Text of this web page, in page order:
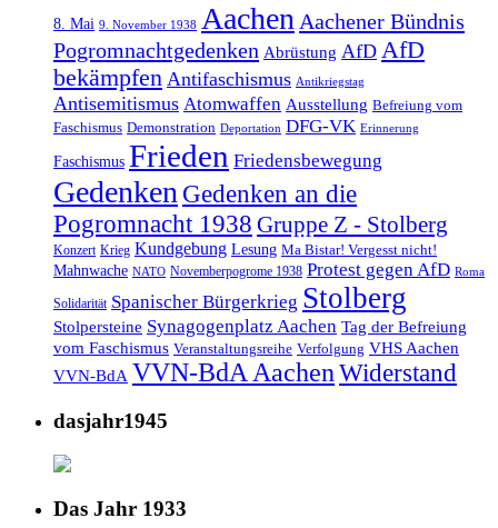
8. Mai 9. November 1938 Aachen Aachener Bündnis
Pogromnachtgedenken Abrüstung AfD AfD
bekämpfen Antifaschismus Antikriegstag
Antisemitismus Atomwaffen Ausstellung Befreiung vom
Faschismus Demonstration Deportation DFG-VK Erinnerung
Faschismus Frieden Friedensbewegung
Gedenken Gedenken an die
Pogromnacht 1938 Gruppe Z - Stolberg
Konzert Krieg Kundgebung Lesung Ma Bistar! Vergesst nicht!
Mahnwache NATO Novemberpogrome 1938 Protest gegen AfD Roma
Solidarität Spanischer Bürgerkrieg Stolberg
Stolpersteine Synagogenplatz Aachen Tag der Befreiung
vom Faschismus Veranstaltungsreihe Verfolgung VHS Aachen
VVN-BdA VVN-BdA AachenWiderstand
dasjahr1945
Das Jahr 1933